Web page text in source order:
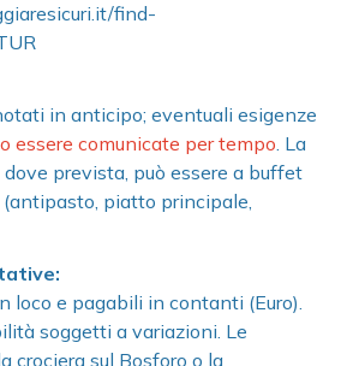
find-
in anticipo; eventuali esigenze
essere comunicate per tempo. La
prevista, può essere a buffet
piatto principale,
loco e pagabili in contanti (Euro).
soggetti a variazioni. Le
crociera sul Bosforo o la